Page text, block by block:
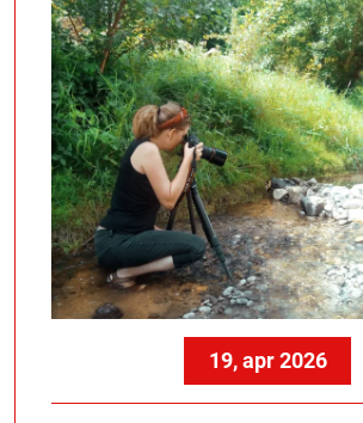
19, apr 2026